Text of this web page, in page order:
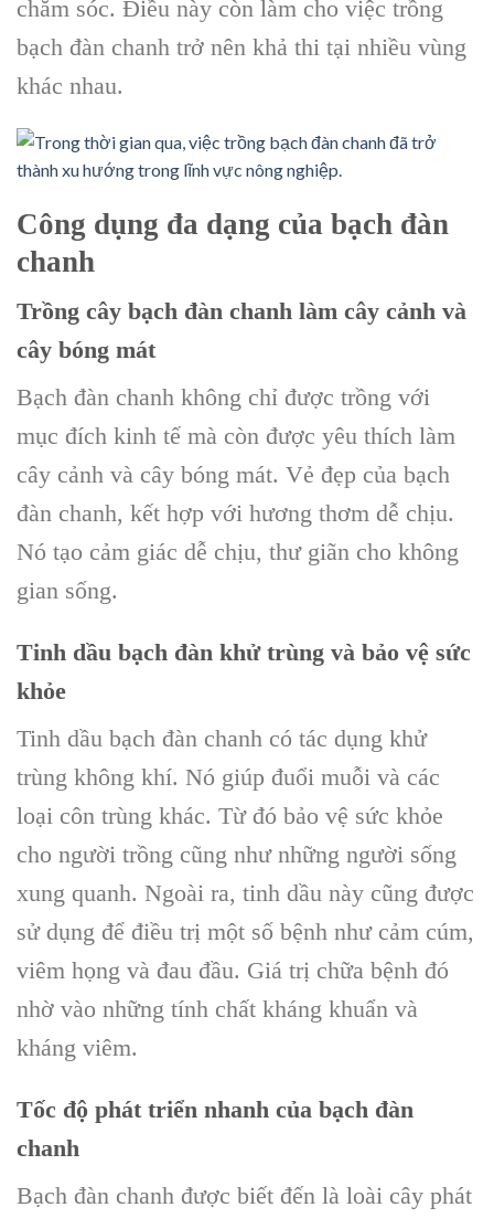
chăm sóc. Điều này còn làm cho việc trồng
bạch đàn chanh trở nên khả thi tại nhiều vùng
khác nhau.
Công dụng đa dạng của bạch đàn
chanh
Trồng cây bạch đàn chanh làm cây cảnh và
cây bóng mát
Bạch đàn chanh không chỉ được trồng với
mục đích kinh tế mà còn được yêu thích làm
cây cảnh và cây bóng mát. Vẻ đẹp của bạch
đàn chanh, kết hợp với hương thơm dễ chịu.
Nó tạo cảm giác dễ chịu, thư giãn cho không
gian sống.
Tinh dầu bạch đàn khử trùng và bảo vệ sức
khỏe
Tinh dầu bạch đàn chanh có tác dụng khử
trùng không khí. Nó giúp đuổi muỗi và các
loại côn trùng khác. Từ đó bảo vệ sức khỏe
cho người trồng cũng như những người sống
xung quanh. Ngoài ra, tinh dầu này cũng được
sử dụng để điều trị một số bệnh như cảm cúm,
viêm họng và đau đầu. Giá trị chữa bệnh đó
nhờ vào những tính chất kháng khuẩn và
kháng viêm.
Tốc độ phát triển nhanh của bạch đàn
chanh
Bạch đàn chanh được biết đến là loài cây phát